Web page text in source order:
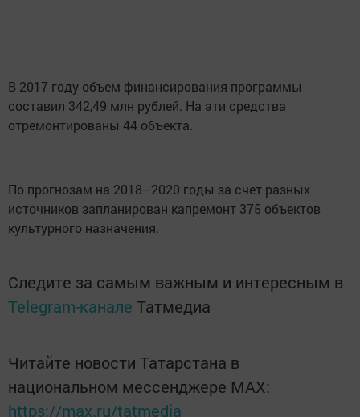
В 2017 году объем финансирования программы
составил 342,49 млн рублей. На эти средства
отремонтированы 44 объекта.
По прогнозам на 2018–2020 годы за счет разных
источников запланирован капремонт 375 объектов
культурного назначения.
Следите за самым важным и интересным в
Telegram-канале Татмедиа
Читайте новости Татарстана в
национальном мессенджере MАХ:
https://max.ru/tatmedia